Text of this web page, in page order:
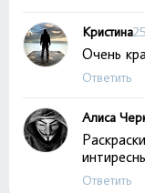
Кристина
Очень
Ответить
Алиса
Ответить